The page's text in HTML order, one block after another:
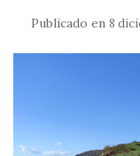
Publicado en 8